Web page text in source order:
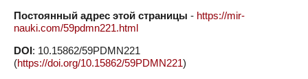
Постоянный адрес этой страницы - https://mir-
nauki.com/59pdmn221.html
DOI: 10.15862/59PDMN221
(https://doi.org/10.15862/59PDMN221)